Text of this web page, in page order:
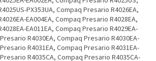
PX353UA, Compaq Presario R4026EA,
EA004EA, Compaq Presario R4028EA,
EA011EA, Compaq Presario R4029EA-
R4030EA, Compaq Presario R4030EA-
R4031EA, Compaq Presario R4031EA-
R4035CA, Compaq Presario R4035CA-